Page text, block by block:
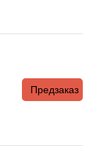
Предзаказ